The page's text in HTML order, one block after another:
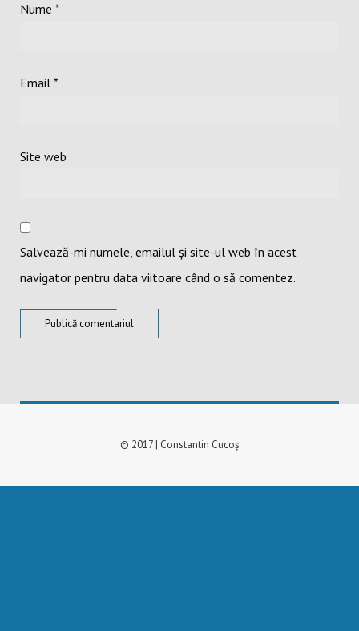
Nume *
Email *
Site web
Salvează-mi numele, emailul și site-ul web în acest
navigator pentru data viitoare când o să comentez.
© 2017 | Constantin Cucoș